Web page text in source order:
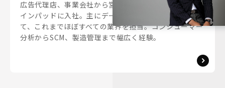
広告代理店、事業会社から営業を経験し2016年にブレ
インパッドに入社。主にデータ分析やAI開発の営業とし
て、これまでほぼすべての業界を担当。コンシューマー
分析からSCM、製造管理まで幅広く経験。